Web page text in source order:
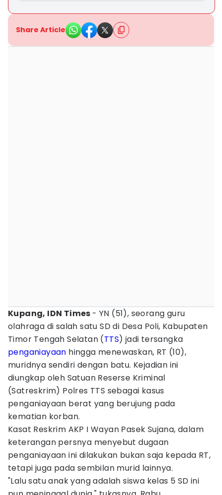
Share Article
Kupang, IDN Times - YN (51), seorang guru
olahraga di salah satu SD di Desa Poli, Kabupaten
Timor Tengah Selatan (TTS) jadi tersangka
penganiayaan hingga menewaskan, RT (10),
muridnya sendiri dengan batu. Kejadian ini
diungkap oleh Satuan Reserse Kriminal
(Satreskrim) Polres TTS sebagai kasus
penganiayaan berat yang berujung pada
kematian korban.
Kasat Reskrim AKP I Wayan Pasek Sujana, dalam
keterangan persnya menyebut dugaan
penganiayaan ini dilakukan bukan saja kepada RT,
tetapi juga pada sembilan murid lainnya.
"Lalu satu anak yang adalah siswa kelas 5 SD ini